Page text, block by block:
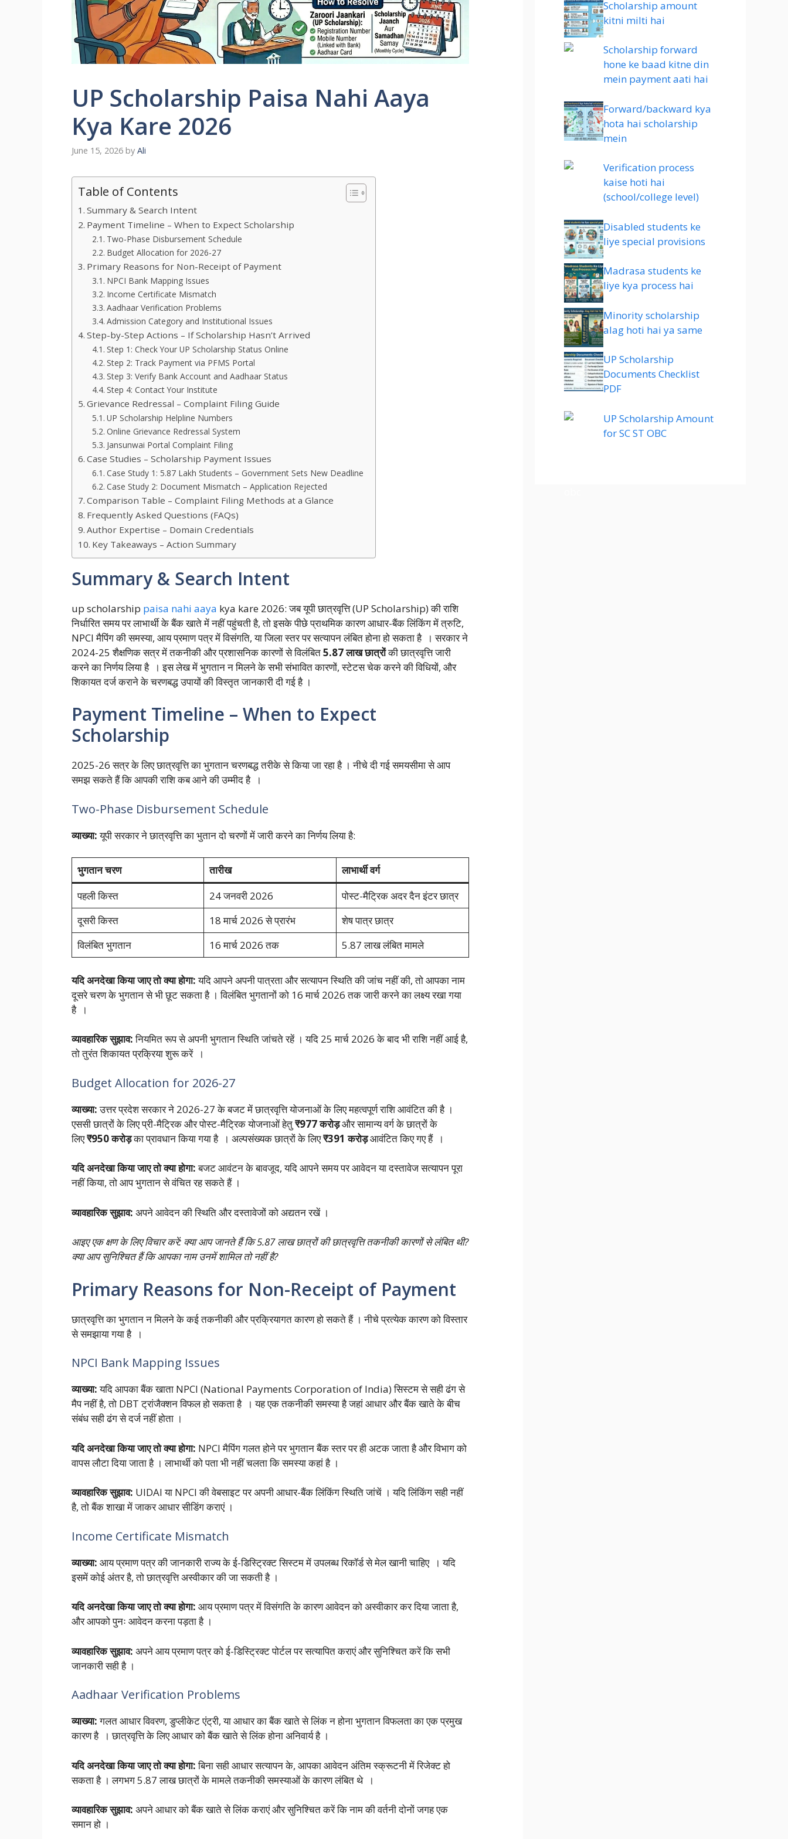
UP Scholarship Paisa Nahi Aaya
Kya Kare 2026
June 15, 2026 by Ali
Table of Contents
Summary & Search Intent
Payment Timeline – When to Expect Scholarship
Two-Phase Disbursement Schedule
Budget Allocation for 2026-27
Primary Reasons for Non-Receipt of Payment
NPCI Bank Mapping Issues
Income Certificate Mismatch
Aadhaar Verification Problems
Admission Category and Institutional Issues
Step-by-Step Actions – If Scholarship Hasn’t Arrived
Step 1: Check Your UP Scholarship Status Online
Step 2: Track Payment via PFMS Portal
Step 3: Verify Bank Account and Aadhaar Status
Step 4: Contact Your Institute
Grievance Redressal – Complaint Filing Guide
UP Scholarship Helpline Numbers
Online Grievance Redressal System
Jansunwai Portal Complaint Filing
Case Studies – Scholarship Payment Issues
Case Study 1: 5.87 Lakh Students – Government Sets New Deadline
Case Study 2: Document Mismatch – Application Rejected
Comparison Table – Complaint Filing Methods at a Glance
Frequently Asked Questions (FAQs)
Author Expertise – Domain Credentials
Key Takeaways – Action Summary
Summary & Search Intent
up scholarship paisa nahi aaya kya kare 2026: जब यूपी छात्रवृत्ति (UP Scholarship) की राशि
निर्धारित समय पर लाभार्थी के बैंक खाते में नहीं पहुंचती है, तो इसके पीछे प्राथमिक कारण आधार-बैंक लिंकिंग में त्रुटि,
NPCI मैपिंग की समस्या, आय प्रमाण पत्र में विसंगति, या जिला स्तर पर सत्यापन लंबित होना हो सकता है । सरकार ने
2024-25 शैक्षणिक सत्र में तकनीकी और प्रशासनिक कारणों से विलंबित5.87 लाख छात्रोंकी छात्रवृत्ति जारी
करने का निर्णय लिया है । इस लेख में भुगतान न मिलने के सभी संभावित कारणों, स्टेटस चेक करने की विधियों, और
शिकायत दर्ज कराने के चरणबद्ध उपायों की विस्तृत जानकारी दी गई है ।
Payment Timeline – When to Expect
Scholarship
2025-26 सत्र के लिए छात्रवृत्ति का भुगतान चरणबद्ध तरीके से किया जा रहा है । नीचे दी गई समयसीमा से आप
समझ सकते हैं कि आपकी राशि कब आने की उम्मीद है ।
Two-Phase Disbursement Schedule
व्याख्या:यूपी सरकार ने छात्रवृत्ति का भुतान दो चरणों में जारी करने का निर्णय लिया है:
भुगतान चरण तारीख
लाभार्थी वर्ग
पहली किस्त
24 जनवरी 2026
पोस्ट-मैट्रिक अदर दैन इंटर छात्र
दूसरी किस्त
18 मार्च 2026 से प्रारंभ
शेष पात्र छात्र
विलंबित भुगतान
16 मार्च 2026 तक 5.87 लाख लंबित मामले
यदि अनदेखा किया जाए तो क्या होगा:यदि आपने अपनी पात्रता और सत्यापन स्थिति की जांच नहीं की, तो आपका नाम
दूसरे चरण के भुगतान से भी छूट सकता है । विलंबित भुगतानों को 16 मार्च 2026 तक जारी करने का लक्ष्य रखा गया
है ।
व्यावहारिक सुझाव:नियमित रूप से अपनी भुगतान स्थिति जांचते रहें । यदि 25 मार्च 2026 के बाद भी राशि नहीं आई है,
तो तुरंत शिकायत प्रक्रिया शुरू करें ।
Budget Allocation for 2026-27
व्याख्या:उत्तर प्रदेश सरकार ने 2026-27 के बजट में छात्रवृत्ति योजनाओं के लिए महत्वपूर्ण राशि आवंटित की है ।
एससी छात्रों के लिए प्री-मैट्रिक और पोस्ट-मैट्रिक योजनाओं हेतु₹977 करोड़और सामान्य वर्ग के छात्रों के
लिए₹950 करोड़का प्रावधान किया गया है । अल्पसंख्यक छात्रों के लिए₹391 करोड़आवंटित किए गए हैं ।
यदि अनदेखा किया जाए तो क्या होगा:बजट आवंटन के बावजूद, यदि आपने समय पर आवेदन या दस्तावेज सत्यापन पूरा
नहीं किया, तो आप भुगतान से वंचित रह सकते हैं ।
व्यावहारिक सुझाव: अपने आवेदन की स्थिति और दस्तावेजों को अद्यतन रखें ।
आइए एक क्षण के लिए विचार करें: क्या आप जानते हैं कि 5.87 लाख छात्रों की छात्रवृत्ति तकनीकी कारणों से लंबित थी?
क्या आप सुनिश्चित हैं कि आपका नाम उनमें शामिल तो नहीं है?
Primary Reasons for Non-Receipt of Payment
छात्रवृत्ति का भुगतान न मिलने के कई तकनीकी और प्रक्रियागत कारण हो सकते हैं । नीचे प्रत्येक कारण को विस्तार
से समझाया गया है ।
NPCI Bank Mapping Issues
व्याख्या:यदि आपका बैंक खाता NPCI (National Payments Corporation of India) सिस्टम से सही ढंग से
मैप नहीं है, तो DBT ट्रांजैक्शन विफल हो सकता है । यह एक तकनीकी समस्या है जहां आधार और बैंक खाते के बीच
संबंध सही ढंग से दर्ज नहीं होता ।
यदि अनदेखा किया जाए तो क्या होगा: NPCI मैपिंग गलत होने पर भुगतान बैंक स्तर पर ही अटक जाता है और विभाग को
वापस लौटा दिया जाता है । लाभार्थी को पता भी नहीं चलता कि समस्या कहां है ।
व्यावहारिक सुझाव: UIDAI या NPCI की वेबसाइट पर अपनी आधार-बैंक लिंकिंग स्थिति जांचें । यदि लिंकिंग सही नहीं
है, तो बैंक शाखा में जाकर आधार सीडिंग कराएं ।
Income Certificate Mismatch
व्याख्या: आय प्रमाण पत्र की जानकारी राज्य के ई-डिस्ट्रिक्ट सिस्टम में उपलब्ध रिकॉर्ड से मेल खानी चाहिए । यदि
इसमें कोई अंतर है, तो छात्रवृत्ति अस्वीकार की जा सकती है ।
यदि अनदेखा किया जाए तो क्या होगा: आय प्रमाण पत्र में विसंगति के कारण आवेदन को अस्वीकार कर दिया जाता है,
और आपको पुनः आवेदन करना पड़ता है ।
व्यावहारिक सुझाव: अपने आय प्रमाण पत्र को ई-डिस्ट्रिक्ट पोर्टल पर सत्यापित कराएं और सुनिश्चित करें कि सभी
जानकारी सही है ।
Aadhaar Verification Problems
व्याख्या:गलत आधार विवरण, डुप्लीकेट एंट्री, या आधार का बैंक खाते से लिंक न होना भुगतान विफलता का एक प्रमुख
कारण है । छात्रवृत्ति के लिए आधार को बैंक खाते से लिंक होना अनिवार्य है ।
यदि अनदेखा किया जाए तो क्या होगा:बिना सही आधार सत्यापन के, आपका आवेदन अंतिम स्क्रूटनी में रिजेक्ट हो
सकता है । लगभग 5.87 लाख छात्रों के मामले तकनीकी समस्याओं के कारण लंबित थे ।
व्यावहारिक सुझाव: अपने आधार को बैंक खाते से लिंक कराएं और सुनिश्चित करें कि नाम की वर्तनी दोनों जगह एक
समान हो ।
Scholarship amount
kitni milti hai
Scholarship forward
hone ke baad kitne din
mein payment aati hai
Forward/backward kya
hota hai scholarship
mein
Verification process
kaise hoti hai
(school/college level)
Disabled students ke
liye special provisions
Madrasa students ke
liye kya process hai
Minority scholarship
alag hoti hai ya same
UP Scholarship
Documents Checklist
PDF
UP Scholarship Amount
for SC ST OBC